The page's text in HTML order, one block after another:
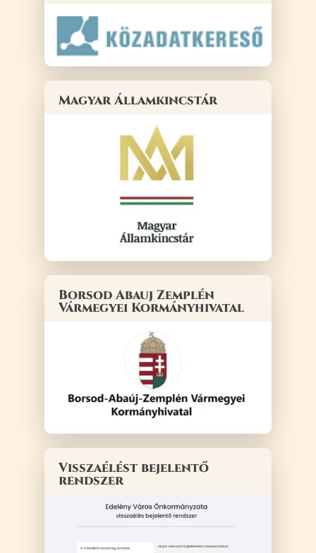
Magyar Államkincstár
Borsod Abauj Zemplén
Vármegyei Kormányhivatal
Visszaélést bejelentő
rendszer